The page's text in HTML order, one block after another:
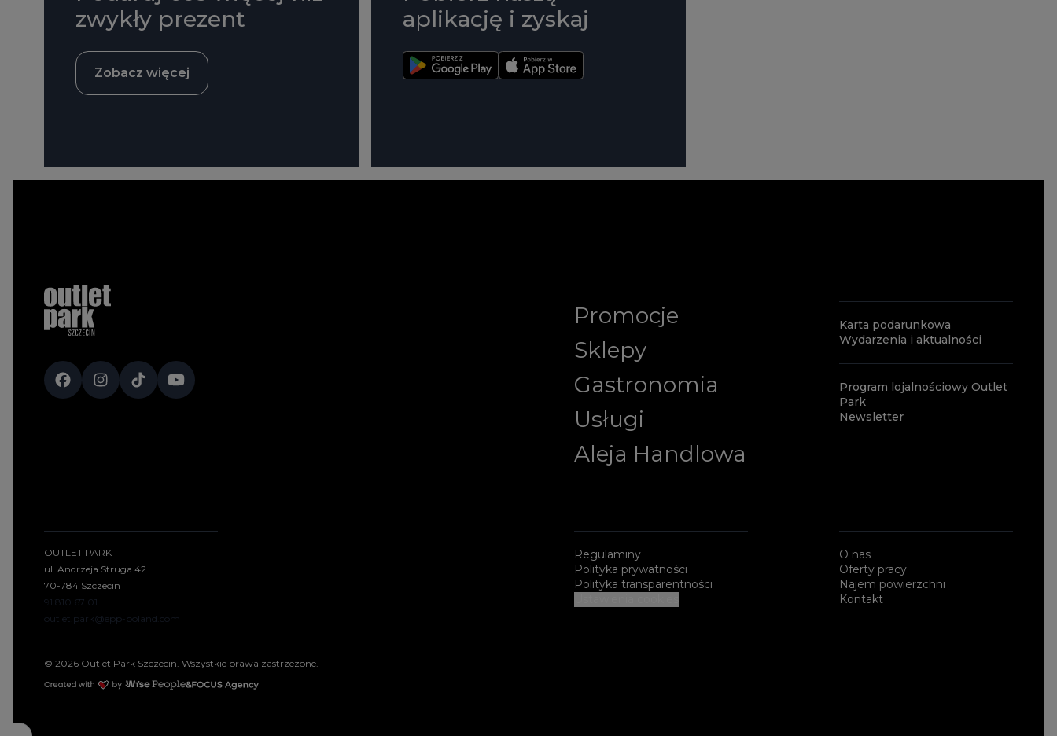
zwykły prezent
Zobacz więcej
aplikację i zyskaj
Promocje
Sklepy
Gastronomia
Usługi
Aleja Handlowa
Karta podarunkowa
Wydarzenia i aktualności
Program lojalnościowy Outlet
Park
Newsletter
OUTLET PARK
ul. Andrzeja Struga 42
70-784 Szczecin
91 810 67 01
outlet.park@epp-poland.com
Regulaminy
Polityka prywatności
Polityka transparentności
O nas
Oferty pracy
Najem powierzchni
Kontakt
© 2026 Outlet Park Szczecin. Wszystkie prawa zastrzeżone.